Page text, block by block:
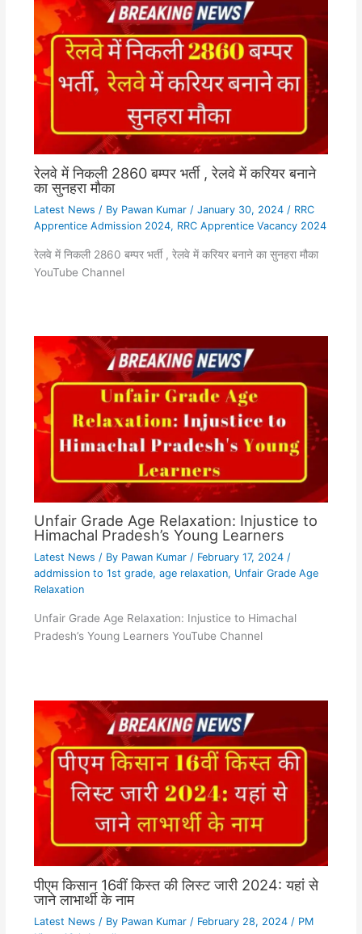
रेलवे में निकली 2860 बम्पर भर्ती , रेलवे में करियर बनाने
का सुनहरा मौका
Latest News / By Pawan Kumar / January 30, 2024 / RRC
Apprentice Admission 2024, RRC Apprentice Vacancy 2024
रेलवे में निकली 2860 बम्पर भर्ती , रेलवे में करियर बनाने का सुनहरा मौका
YouTube Channel
Unfair Grade Age Relaxation: Injustice to
Himachal Pradesh’s Young Learners
Latest News / By Pawan Kumar / February 17, 2024 /
addmission to 1st grade, age relaxation, Unfair Grade Age
Relaxation
Unfair Grade Age Relaxation: Injustice to Himachal
Pradesh’s Young Learners YouTube Channel
पीएम किसान 16वीं किस्त की लिस्ट जारी 2024: यहां से
जाने लाभार्थी के नाम
Latest News / By Pawan Kumar / February 28, 2024 / PM